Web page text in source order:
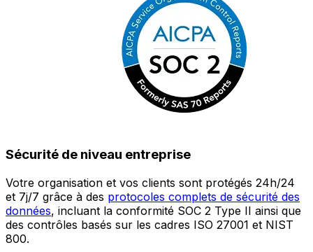
Sécurité de niveau entreprise
Votre organisation et vos clients sont protégés 24h/24
et 7j/7 grâce à des protocoles complets de sécurité des
données, incluant la conformité SOC 2 Type II ainsi que
des contrôles basés sur les cadres ISO 27001 et NIST
800.